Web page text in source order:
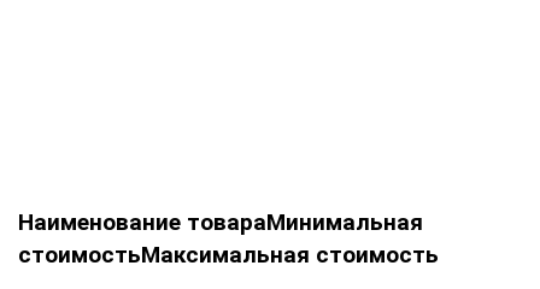
Наименование товараМинимальная
стоимостьМаксимальная стоимость